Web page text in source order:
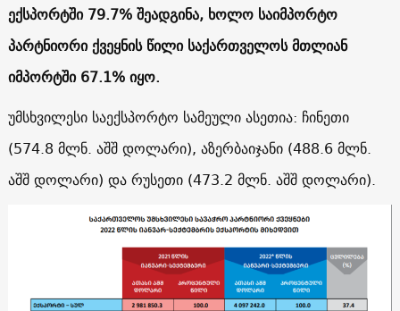
ექსპორტში 79.7% შეადგინა, ხოლო საიმპორტო
პარტნიორი ქვეყნის წილი საქართველოს მთლიან
იმპორტში 67.1% იყო.
უმსხვილესი საექსპორტო სამეული ასეთია: ჩინეთი
(574.8 მლნ. აშშ დოლარი), აზერბაიჯანი (488.6 მლნ.
აშშ დოლარი) და რუსეთი (473.2 მლნ. აშშ დოლარი).